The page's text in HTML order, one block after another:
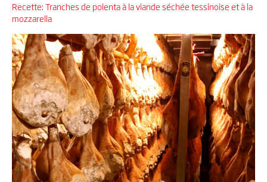
Recette: Tranches de polenta à la viande séchée tessinoise et à la
mozzarella